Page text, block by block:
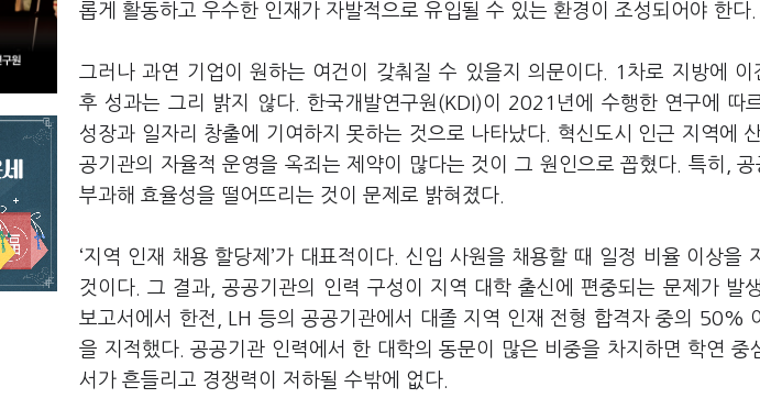
롭게 활동하고 우수한 인재가 자발적으로 유입될 수 있는 환경이 조성되어야 한다.
그러나 과연 기업이 원하는 여건이 갖춰질 수 있을지 의문이다. 1차로 지방에 이
후 성과는 그리 밝지 않다. 한국개발연구원(KDI)이 2021년에 수행한 연구에 따
성장과 일자리 창출에 기여하지 못하는 것으로 나타났다. 혁신도시 인근 지역에
공기관의 자율적 운영을 옥죄는 제약이 많다는 것이 그 원인으로 꼽혔다. 특히,
부과해 효율성을 떨어뜨리는 것이 문제로 밝혀졌다.
‘지역 인재 채용 할당제’가 대표적이다. 신입 사원을 채용할 때 일정 비율 이상을
것이다. 그 결과, 공공기관의 인력 구성이 지역 대학 출신에 편중되는 문제가 발
보고서에서 한전, LH 등의 공공기관에서 대졸 지역 인재 전형 합격자 중의 50%
을 지적했다. 공공기관 인력에서 한 대학의 동문이 많은 비중을 차지하면 학연 중
서가 흔들리고 경쟁력이 저하될 수밖에 없다.